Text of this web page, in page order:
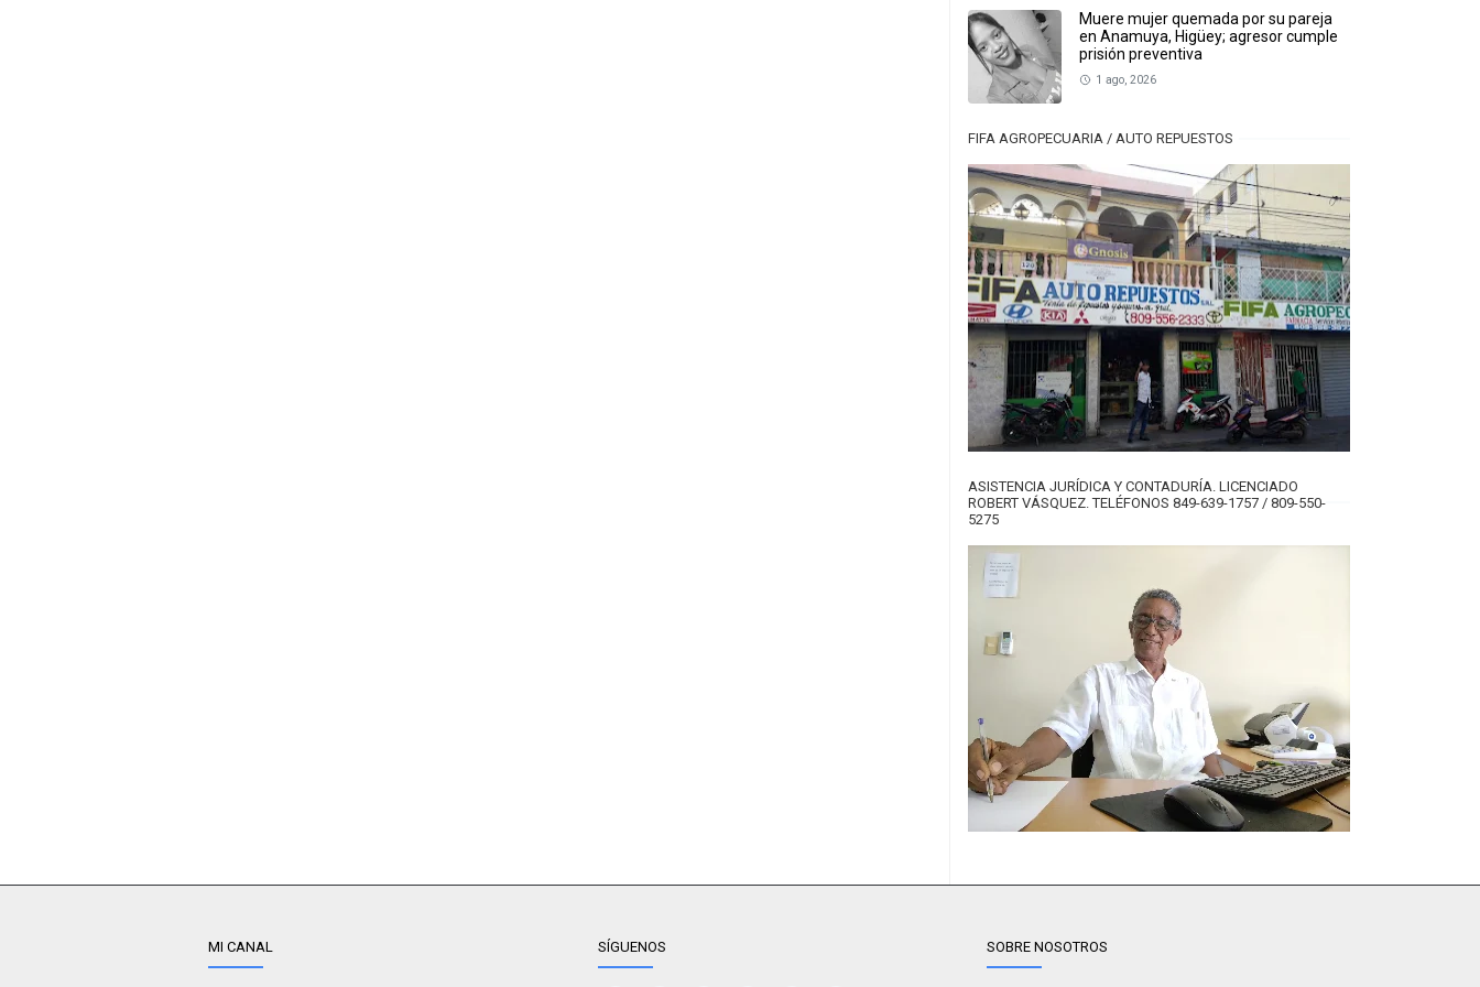
Muere mujer quemada por su pareja
en Anamuya, Higüey; agresor cumple
prisión preventiva
1 ago, 2026
FIFA AGROPECUARIA / AUTO REPUESTOS
ASISTENCIA JURÍDICA Y CONTADURÍA. LICENCIADO
ROBERT VÁSQUEZ. TELÉFONOS 849-639-1757 / 809-550-
5275
MI CANAL SÍGUENOS SOBRE NOSOTROS